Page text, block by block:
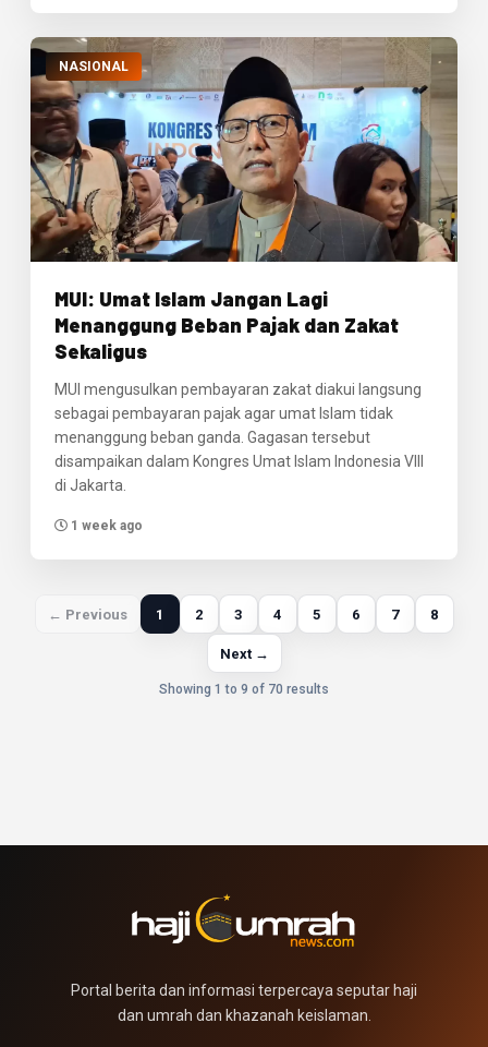
NASIONAL
MUI: Umat Islam Jangan Lagi
Menanggung Beban Pajak dan Zakat
Sekaligus
MUI mengusulkan pembayaran zakat diakui langsung
sebagai pembayaran pajak agar umat Islam tidak
menanggung beban ganda. Gagasan tersebut
disampaikan dalam Kongres Umat Islam Indonesia VIII
di Jakarta.
1 week ago
← Previous 1 2 3 4 5 6 7 8
Next →
Showing 1 to 9 of 70 results
Portal berita dan informasi terpercaya seputar haji
dan umrah dan khazanah keislaman.